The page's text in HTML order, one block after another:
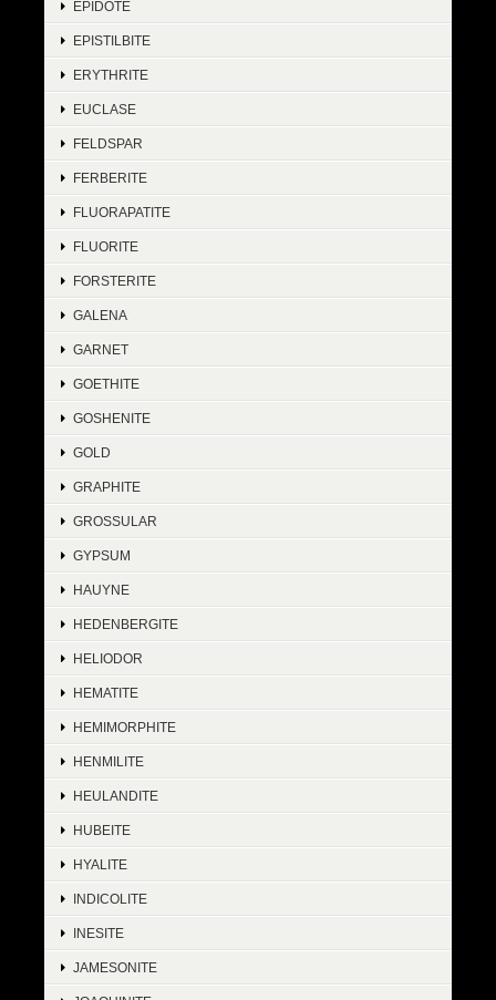
EPIDOTE
EPISTILBITE
ERYTHRITE
EUCLASE
FELDSPAR
FERBERITE
FLUORAPATITE
FLUORITE
FORSTERITE
GALENA
GARNET
GOETHITE
GOSHENITE
GOLD
GRAPHITE
GROSSULAR
GYPSUM
HAUYNE
HEDENBERGITE
HELIODOR
HEMATITE
HEMIMORPHITE
HENMILITE
HEULANDITE
HUBEITE
HYALITE
INDICOLITE
INESITE
JAMESONITE